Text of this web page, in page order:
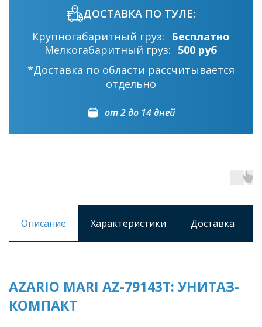
ДОСТАВКА ПО ТУЛЕ:
Крупногабаритный груз:
Бесплатно
Мелкогабаритный груз: 500 руб
*Доставка по области рассчитывается
отдельно
от 2 до 14 дней
Описание Характеристики Доставка
AZARIO MARI AZ-79143T: УНИТАЗ-
КОМПАКТ